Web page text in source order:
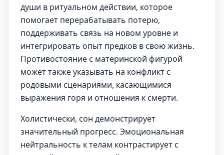
души в ритуальном действии, которое
помогает перерабатывать потерю,
поддерживать связь на новом уровне и
интегрировать опыт предков в свою жизнь.
Противостояние с материнской фигурой
может также указывать на конфликт с
родовыми сценариями, касающимися
выражения горя и отношения к смерти.
Холистически, сон демонстрирует
значительный прогресс. Эмоциональная
нейтральность к телам контрастирует с